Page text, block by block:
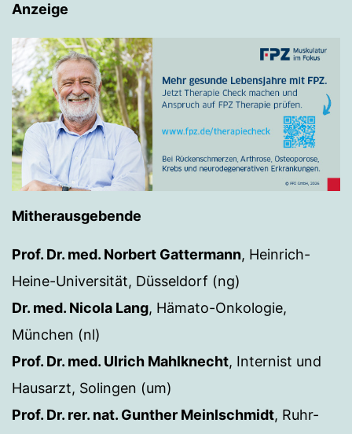
Anzeige
Mitherausgebende
Prof. Dr. med. Norbert Gattermann, Heinrich-
Heine-Universität, Düsseldorf (ng)
Dr. med. Nicola Lang, Hämato-Onkologie,
München (nl)
Prof. Dr. med. Ulrich Mahlknecht, Internist und
Hausarzt, Solingen (um)
Prof. Dr. rer. nat. Gunther Meinlschmidt, Ruhr-